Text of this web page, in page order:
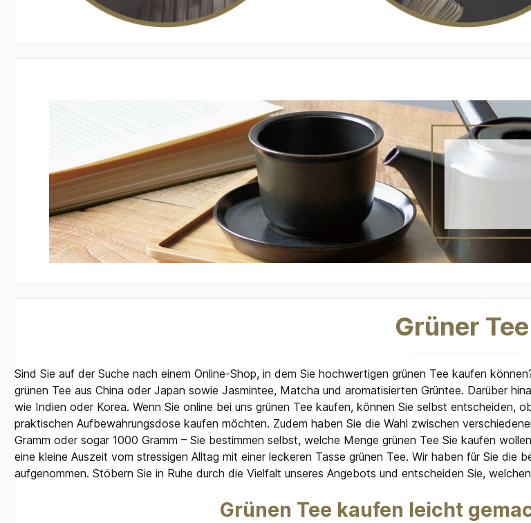
Grüner Tee
Sind Sie auf der Suche nach einem Online-Shop, in dem Sie hochwertigen grünen Tee kaufen
grünen Tee aus China oder Japan sowie Jasmintee, Matcha und aromatisierten Grüntee. Darüber
wie Indien oder Korea. Wenn Sie online bei uns grünen Tee kaufen, können Sie selbst entscheiden,
praktischen Aufbewahrungsdose kaufen möchten. Zudem haben Sie die Wahl zwischen
Gramm oder sogar 1000 Gramm – Sie bestimmen selbst, welche Menge grünen Tee Sie kaufen
eine kleine Auszeit vom stressigen Alltag mit einer leckeren Tasse grünen Tee. Wir haben für Sie
aufgenommen. Stöbern Sie in Ruhe durch die Vielfalt unseres Angebots und entscheiden Sie,
Grünen Tee kaufen leicht